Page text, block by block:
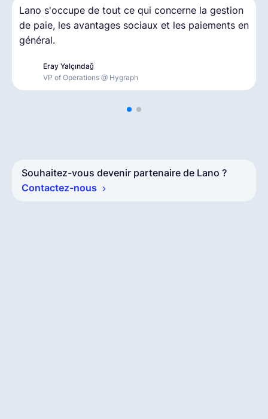
Lano s'occupe de tout ce qui concerne la gestion
de paie, les avantages sociaux et les paiements en
général.
Eray Yalçındağ
VP of Operations @ Hygraph
C’était notre première embauche à distance, avec
un délai très court. Avoir ce niveau de soutien a
vraiment fait la différence.
Thomas Gurry
Founder & CEO @ Myota
Souhaitez-vous devenir partenaire de Lano ?
Contactez-nous